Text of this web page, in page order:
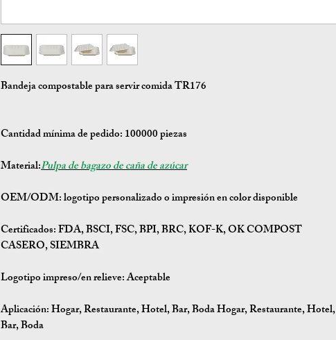
Bandeja compostable para servir comida TR176
Cantidad mínima de pedido:100000 piezas
Material:Pulpa de bagazo de caña de azúcar
OEM/ODM:logotipo personalizado o impresión en color disponible
Certificados:FDA, BSCI, FSC, BPI, BRC, KOF-K, OK COMPOST
CASERO, SIEMBRA
Logotipo impreso/en relieve: Aceptable
Aplicación:Hogar, Restaurante, Hotel, Bar, Boda Hogar, Restaurante, Hotel,
Bar, Boda